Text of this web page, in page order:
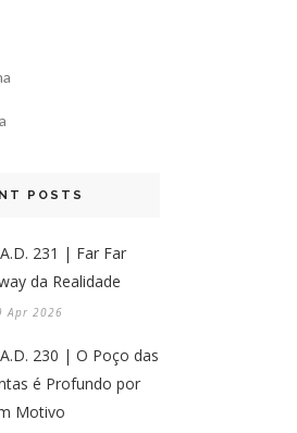
POSTS
231 | Far Far
da Realidade
Apr 2026
230 | O Poço das
é Profundo por
Motivo